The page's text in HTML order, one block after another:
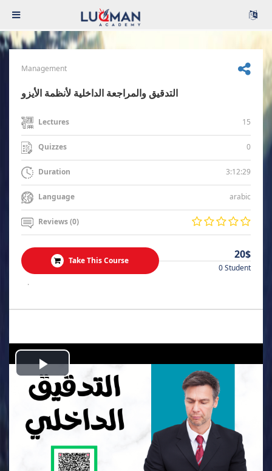
Management
التدقيق والمراجعة الداخلية لأنظمة الأيزو
Lectures 15
Quizzes 0
Duration 3:12:29
Language arabic
Reviews (0)
Take This Course 20$
0 Student
.
Play
Video